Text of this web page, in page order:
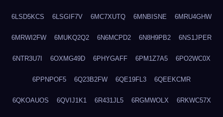
6LSD5KCS 6LSGIF7V 6MC7XUTQ 6MNBISNE 6MRU4GHW
6MRWI2FW 6MUKQ2Q2 6N6MCPD2 6N8H9PB2 6NS1JPER
6NTR3U7I 6OXMG49D 6PHYGAFF 6PM1Z7A5 6PO2WC0X
6PPNPOF5 6Q23B2FW 6QE19FL3 6QEEKCMR
6QKOAUOS 6QVIJ1K1 6R431JL5 6RGMWOLX 6RKWC57X